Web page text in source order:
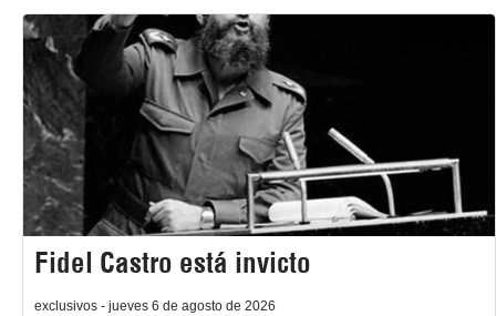
Fidel Castro está invicto
exclusivos - jueves 6 de agosto de 2026